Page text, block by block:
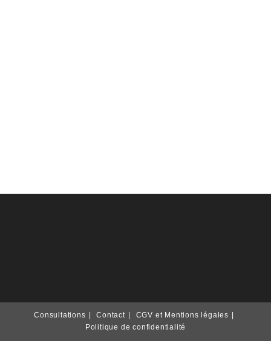
Consultations Contact
CGV et Mentions légales
Politique de confidentialité